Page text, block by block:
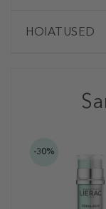
HOIATUSED
-30%